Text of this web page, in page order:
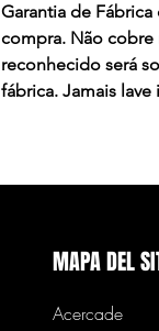
Garantia de
compra. Não cobre
reconhecido será
fábrica. Jamais
MAPA DEL
Acercade